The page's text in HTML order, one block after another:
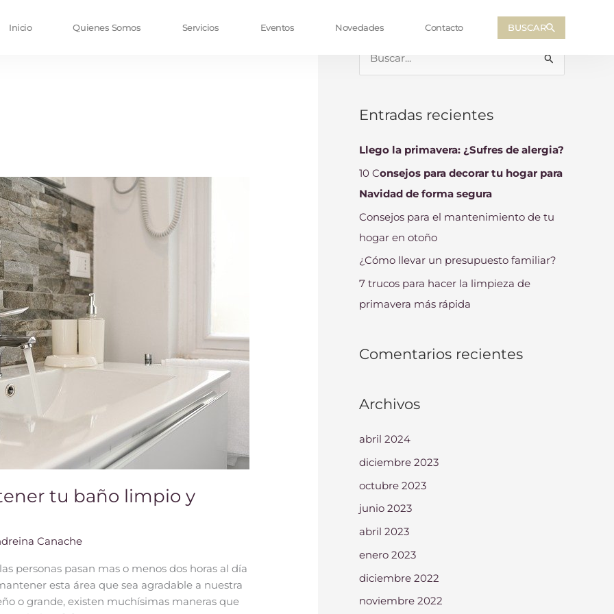
Inicio Quienes Somos Servicios Eventos Novedades Contacto BUSCAR
tu baño limpio y
Canache
personas pasan mas o menos dos horas al día
esta área que sea agradable a nuestra
o grande, existen muchísimas maneras que
c
a
r
:
Entradas recientes
Llego la primavera: ¿Sufres de alergia?
10 Consejos para decorar tu hogar para
Navidad de forma segura
Consejos para el mantenimiento de tu
hogar en otoño
¿Cómo llevar un presupuesto familiar?
7 trucos para hacer la limpieza de
primavera más rápida
Comentarios recientes
Archivos
abril 2024
diciembre 2023
octubre 2023
junio 2023
abril 2023
enero 2023
diciembre 2022
noviembre 2022